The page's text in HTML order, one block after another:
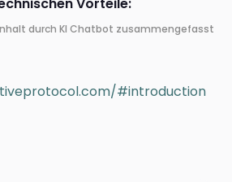
durch KI Chatbot zusammengefasst
#introduction